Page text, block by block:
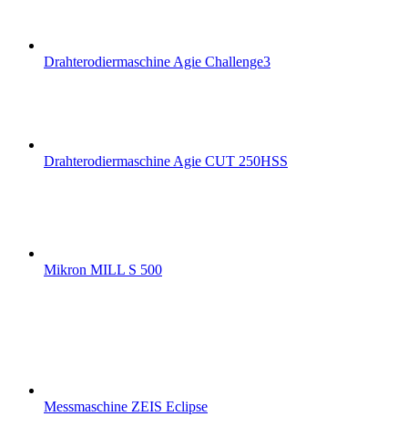
Drahterodiermaschine Agie Challenge3
Drahterodiermaschine Agie CUT 250HSS
Mikron MILL S 500
Messmaschine ZEIS Eclipse